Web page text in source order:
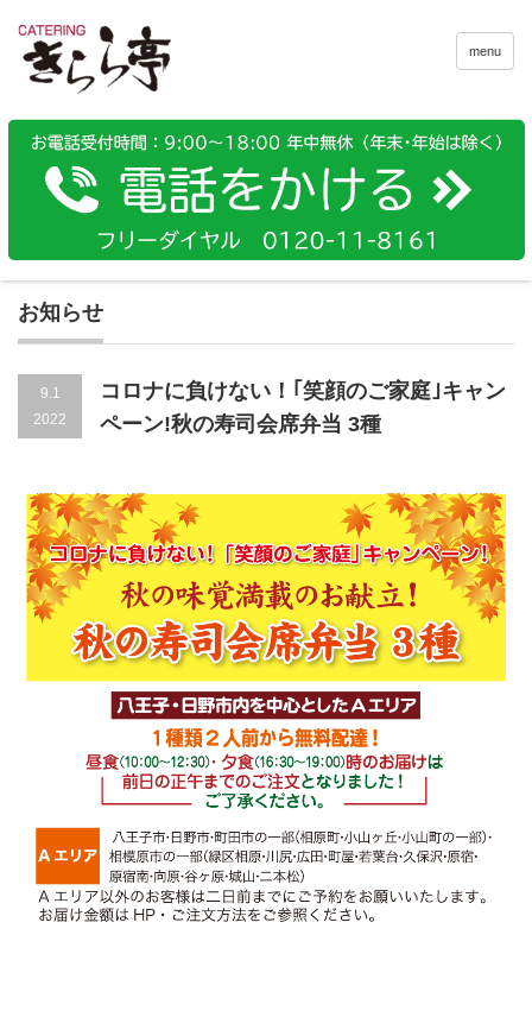
menu
お知らせ
9.1
2022
コロナに負けない！｢笑顔のご家庭｣キャン
ペーン!秋の寿司会席弁当 3種